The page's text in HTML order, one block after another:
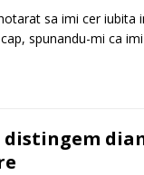
sa imi cer iubita
spunandu-mi ca
distingem